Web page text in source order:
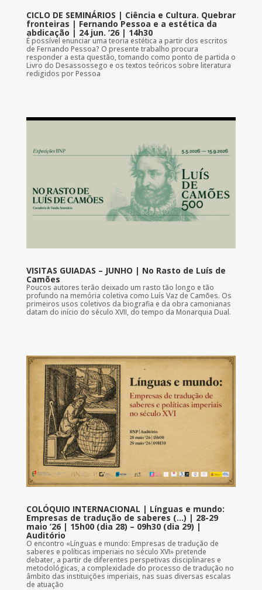
CICLO DE SEMINÁRIOS | Ciência e Cultura. Quebrar
fronteiras | Fernando Pessoa e a estética da
abdicação | 24 jun. ’26 | 14h30
É possível enunciar uma teoria estética a partir dos escritos
de Fernando Pessoa? O presente trabalho procura
responder a esta questão, tomando como ponto de partida o
Livro do Desassossego e os textos teóricos sobre literatura
redigidos por Pessoa
VISITAS GUIADAS – JUNHO | No Rasto de Luís de
Camões
Poucos autores terão deixado um rasto tão longo e tão
profundo na memória coletiva como Luís Vaz de Camões. Os
primeiros usos coletivos da biografia e da obra camonianas
datam do início do século XVII, do tempo da Monarquia Dual.
COLÓQUIO INTERNACIONAL | Línguas e mundo:
Empresas de tradução de saberes (…) | 28-29
maio ’26 | 15h00 (dia 28) – 09h30 (dia 29) |
Auditório
O encontro «Línguas e mundo: Empresas de tradução de
saberes e políticas imperiais no século XVI» pretende
debater, a partir de diferentes perspetivas disciplinares e
metodológicas, a complexidade do processo de tradução no
âmbito das instituições imperiais, nas suas diversas escalas
de atuação